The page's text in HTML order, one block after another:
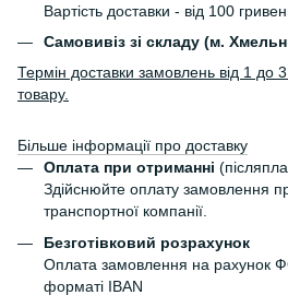
Вартість доставки - від 100
Самовивіз зі складу (м.
Термін доставки замовлень від 1 до 3
товару.
Більше інформації про доставку
Оплата при отриманні
Здійснюйте оплату замовлення
транспортної компанії.
Безготівковий розрахунок
Оплата замовлення на рахунок
форматі IBAN